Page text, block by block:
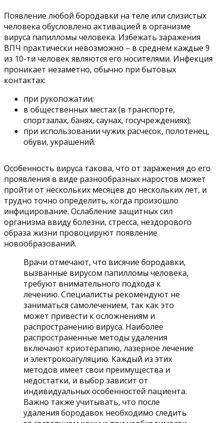
Появление любой бородавки на теле или слизистых
человека обусловлено активацией в организме
вируса папилломы человека. Избежать заражения
ВПЧ практически невозможно – в среднем каждые 9
из 10-ти человек являются его носителями. Инфекция
проникает незаметно, обычно при бытовых
контактах:
при рукопожатии;
в общественных местах (в транспорте,
спортзалах, банях, саунах, госучреждениях);
при использовании чужих расчесок, полотенец,
обуви, украшений.
Особенность вируса такова, что от заражения до его
проявления в виде разнообразных наростов может
пройти от нескольких месяцев до нескольких лет, и
трудно точно определить, когда произошло
инфицирование. Ослабление защитных сил
организма ввиду болезни, стресса, нездорового
образа жизни провоцируют появление
новообразований.
Врачи отмечают, что висячие бородавки,
вызванные вирусом папилломы человека,
требуют внимательного подхода к
лечению. Специалисты рекомендуют не
заниматься самолечением, так как это
может привести к осложнениям и
распространению вируса. Наиболее
распространенные методы удаления
включают криотерапию, лазерное лечение
и электрокоагуляцию. Каждый из этих
методов имеет свои преимущества и
недостатки, и выбор зависит от
индивидуальных особенностей пациента.
Важно также учитывать, что после
удаления бородавок необходимо следить